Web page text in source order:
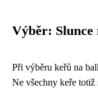
Výběr: Slunce
Při výběru keřů na
Ne všechny keře totiž